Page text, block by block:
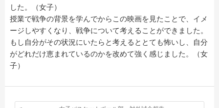
した。（女子）
授業で戦争の背景を学んでからこの映画を見たことで、イメ
ージしやすくなり、戦争について考えることができました。
もし自分がその状況にいたらと考えるととても怖いし、自分
がどれだけ恵まれているのかを改めて強く感じました。（女
子）